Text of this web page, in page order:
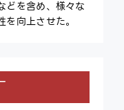
どを含め、様々な
向上させた。